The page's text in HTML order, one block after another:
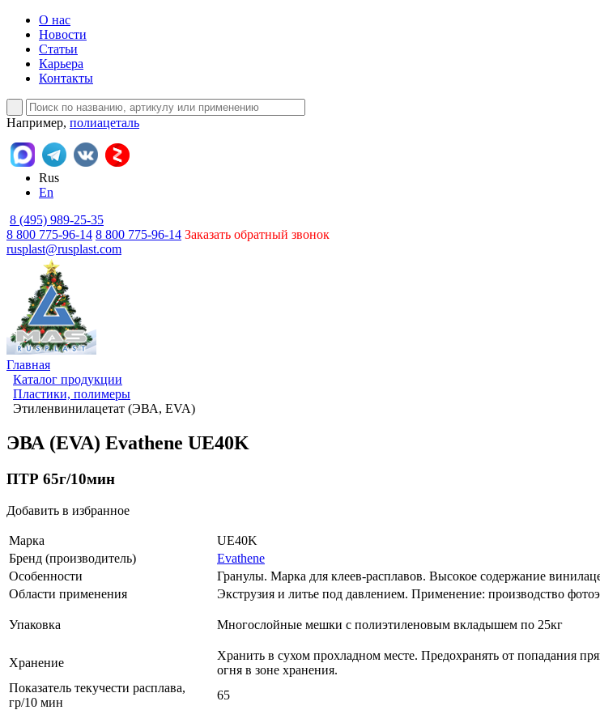
О нас
Новости
Статьи
Карьера
Контакты
Например, полиацеталь
Rus
En
8 (495) 989-25-35
8 800 775-96-14 8 800 775-96-14 Заказать обратный звонок
rusplast@rusplast.com
Главная
Каталог продукции
Пластики, полимеры
Этиленвинилацетат (ЭВА, EVA)
ЭВА (EVA) Evathene UE40K
ПТР 65г/10мин
Добавить в избранное
Марка
UE40K
Бренд (производитель)
Evathene
Особенности
Гранулы. Марка для клеев-расплавов. Высокое содержание
Области применения
Экструзия и литье под давлением. Применение: производство
Упаковка Многослойные мешки с полиэтиленовым вкладышем по 25кг
Хранение
Хранить в сухом прохладном месте. Предохранять от попадания
огня в зоне хранения.
Показатель текучести расплава,
гр/10 мин
65